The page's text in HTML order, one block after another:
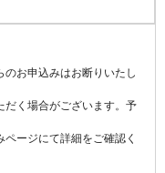
のお申込みはお断りいたし
だく場合がございます。予
ージにて詳細をご確認く